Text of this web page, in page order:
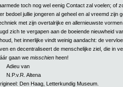
toch nog wel eenig Contact zal voelen; of
bedoel jullie jongeren al geheel en al vreemd zijn
met zijn overtalrijke en allernieuwste
zich te vergapen aan de boeiende nieuwheid
het innerlijke vindt weinig aandacht: de
en decentraliseert de menschelijke ziel, die in
gaan we misschien heen!
Adieu van
N.P.v.R. Altena
Den Haag, Letterkundig Museum.